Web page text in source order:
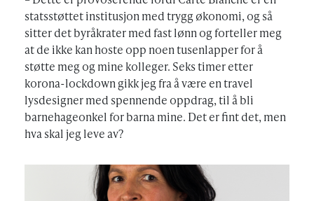
statsstøttet institusjon med trygg økonomi, og så
sitter det byråkrater med fast lønn og forteller meg
at de ikke kan hoste opp noen tusenlapper for å
støtte meg og mine kolleger. Seks timer etter
korona-lockdown gikk jeg fra å være en travel
lysdesigner med spennende oppdrag, til å bli
barnehageonkel for barna mine. Det er fint det, men
hva skal jeg leve av?